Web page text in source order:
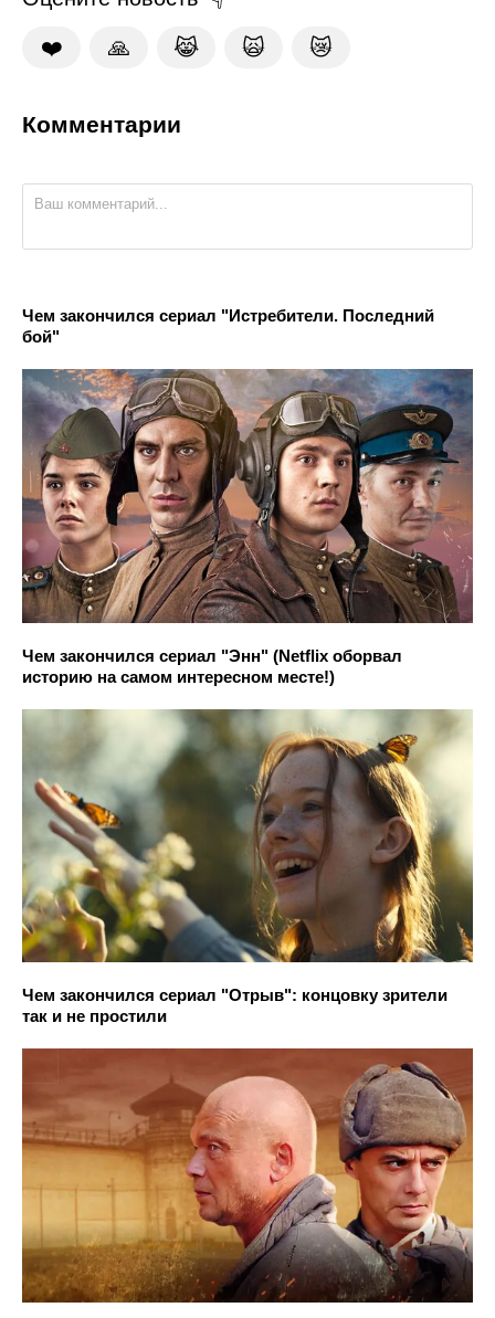
❤️ 🙏 😹 🙀 😿
Комментарии
Чем закончился сериал "Истребители. Последний
бой"
Чем закончился сериал "Энн" (Netflix оборвал
историю на самом интересном месте!)
Чем закончился сериал "Отрыв": концовку зрители
так и не простили